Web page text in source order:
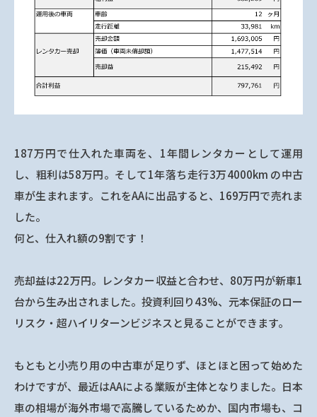
187万円で仕入れた車両を、1年間レンタカーとして運用
し、粗利は58万円。そして1年落ち走行3万4000km の中古
車が生まれます。これをAAに出品すると、169万円で売れま
した。
何と、仕入れ額の9割です！
売却益は22万円。レンタカー収益と合わせ、80万円が新車1
台から生み出されました。投資利回り43%、元本保証のロー
リスク・超ハイリターンビジネスと見ることができます。
もともと小売り用の中古車が足りず、ほとほと困って始めた
わけですが、最近はAAによる業販が主体となりました。日本
車の相場が海外市場で高騰しているためか、国内市場も、コ